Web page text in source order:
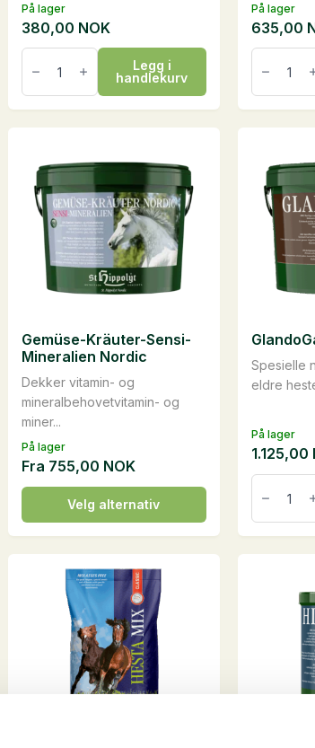
På lager
380,00 NOK
Equilyte,
antall
Legg i
handlekurv
På lager
635,00
kg
antall
På lager
Dekker vitamin- og
mineralbehovetvitamin- og
miner...
Gemüse-Kräuter-Sensi-
Mineralien Nordic
Fra 755,00 NOK
Velg alternativ
Dette
produktet
har
varianter.
Alternativene
produktsiden
På lager
Spesielle
eldre
1.125,00
3,75
antall